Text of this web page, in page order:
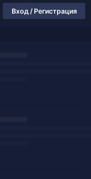
Вход / Регистрация